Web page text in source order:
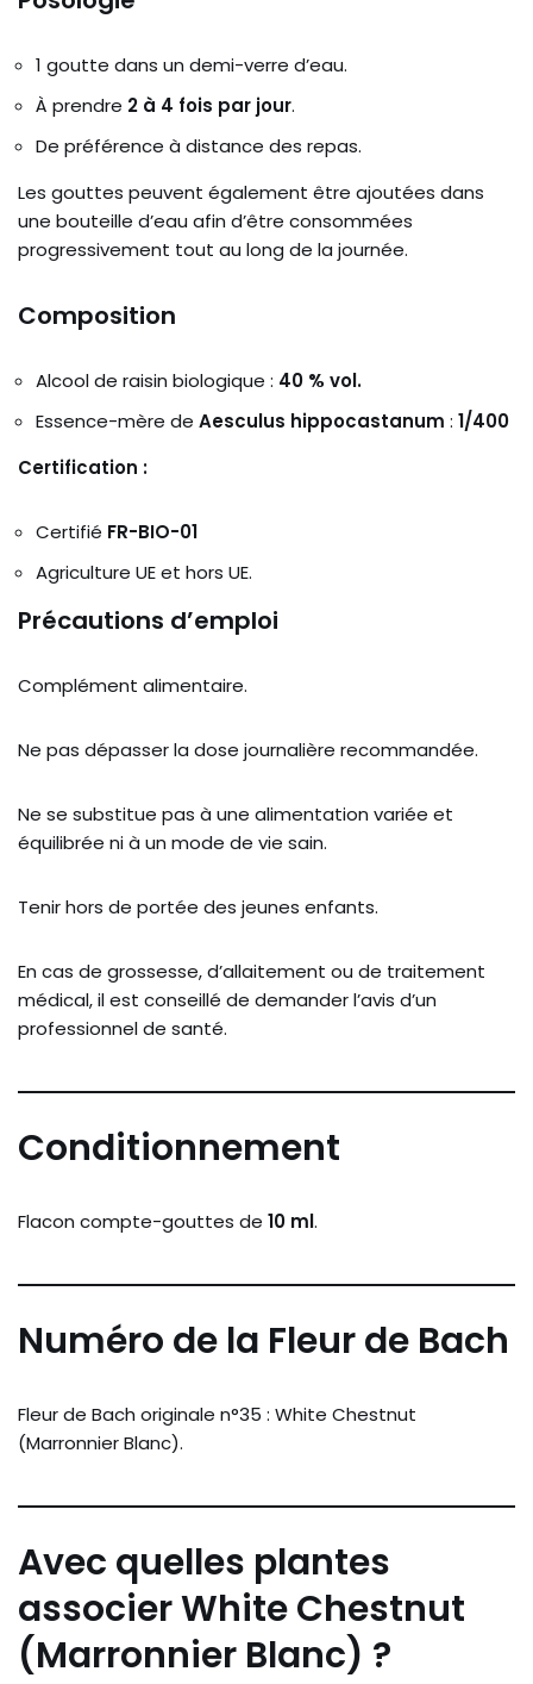
1 goutte dans un demi-verre d’eau.
À prendre 2 à 4 fois par jour.
De préférence à distance des repas.
Les gouttes peuvent également être ajoutées dans
une bouteille d’eau afin d’être consommées
progressivement tout au long de la journée.
Composition
Alcool de raisin biologique : 40 % vol.
Essence-mère de Aesculus hippocastanum : 1/400
Certification :
Certifié FR-BIO-01
Agriculture UE et hors UE.
Précautions d’emploi
Complément alimentaire.
Ne pas dépasser la dose journalière recommandée.
Ne se substitue pas à une alimentation variée et
équilibrée ni à un mode de vie sain.
Tenir hors de portée des jeunes enfants.
En cas de grossesse, d’allaitement ou de traitement
médical, il est conseillé de demander l’avis d’un
professionnel de santé.
Conditionnement
Flacon compte-gouttes de 10 ml.
Numéro de la Fleur de Bach
Fleur de Bach originale n°35 : White Chestnut
(Marronnier Blanc).
Avec quelles plantes
associer White Chestnut
(Marronnier Blanc) ?